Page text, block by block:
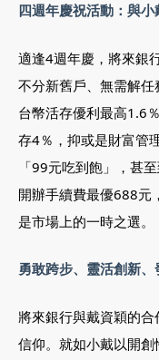
四週年慶祝活動：與
適逢4週年慶，將來銀
不分新舊戶、無需解
台幣活存優利最高1.6
存4％，抑或是財富管
「99元吃到飽」，甚
開辦手續費最優688元
是市場上的一時之選。
勇敢跨步、靈活創新
將來銀行與戴資穎的
信仰。就如小戴以開